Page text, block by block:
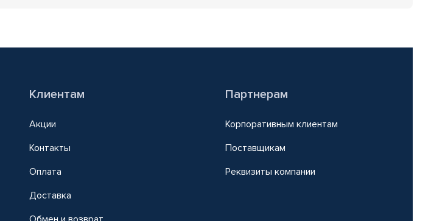
Клиентам
Акции
Контакты
Оплата
Доставка
Партнерам
Корпоративным клиентам
Поставщикам
Реквизиты компании